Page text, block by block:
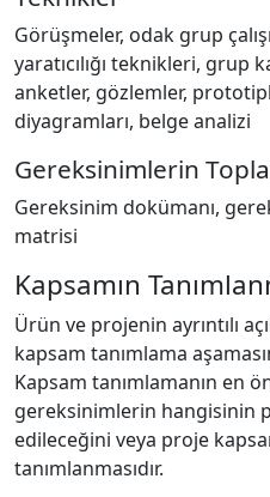
Görüşmeler, odak grup
yaratıcılığı teknikleri, grup
anketler, gözlemler,
diyagramları, belge analizi
Gereksinimlerin
Gereksinim dokümanı,
matrisi
Kapsamın
Ürün ve projenin ayrıntılı
kapsam tanımlama
Kapsam tanımlamanın en
gereksinimlerin hangisinin
edileceğini veya proje
tanımlanmasıdır.